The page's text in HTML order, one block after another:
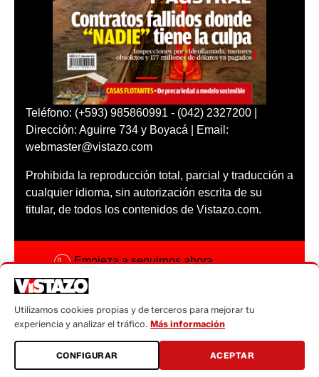
Teléfono: (+593) 985860991 - (042) 2327200 |
Dirección: Aguirre 734 y Boyacá | Email:
webmaster@vistazo.com
Prohibida la reproducción total, parcial y traducción a
cualquier idioma, sin autorización escrita de su
titular, de todos los contenidos de Vistazo.com.
Empieza a seguirnos ahora
Código ética
Sugerencias a:
sugerencias@vistazo.com
Utilizamos cookies propias y de terceros para mejorar tu
experiencia y analizar el tráfico. Más información
CONFIGURAR ACEPTAR